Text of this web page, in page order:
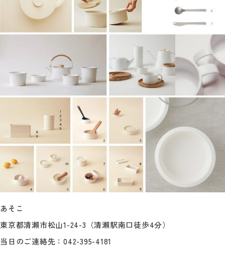
あそこ
東京都清瀬市松山1-24-3（清瀬駅南口徒歩4分）
当日のご連絡先：042-395-4181